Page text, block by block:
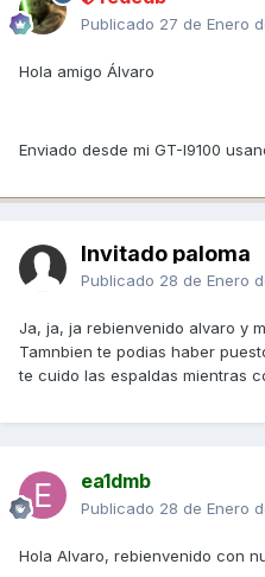
Publicado 27 de Enero
Hola amigo Álvaro
Enviado desde mi GT-I9100
Invitado paloma
Publicado 28 de Enero
Ja, ja, ja rebienvenido alvaro y
Tamnbien te podias haber
te cuido las espaldas mientras
ea1dmb
Publicado 28 de Enero
Hola Alvaro, rebienvenido con